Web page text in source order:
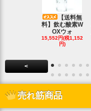
【送料無
料】飲む酸素W
OXウォ
15,552円(税1,152
円)
<
売れ筋商品